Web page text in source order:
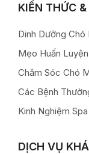
KIẾN THỨC
Dinh Dưỡng Chó
Mẹo Huấn Luyện
Chăm Sóc Chó
Các Bệnh
Kinh Nghiệm
DỊCH VỤ